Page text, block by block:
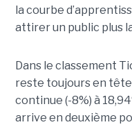
la courbe
attirer un public plus
Dans le classement
reste toujours en
continue (-8%) à
arrive en deuxième